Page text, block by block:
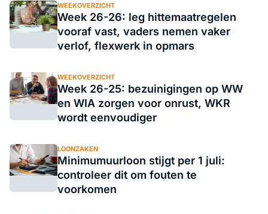
WEEKOVERZICHT
Week 26-26: leg hittemaatregelen
vooraf vast, vaders nemen vaker
verlof, flexwerk in opmars
WEEKOVERZICHT
Week 26-25: bezuinigingen op WW
en WIA zorgen voor onrust, WKR
wordt eenvoudiger
LOONZAKEN
Minimumuurloon stijgt per 1 juli:
controleer dit om fouten te
voorkomen